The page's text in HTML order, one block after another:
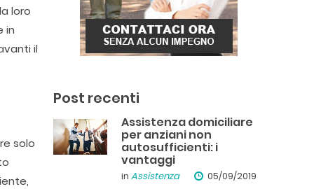
loro
in
il
solo
Post recenti
Assistenza domiciliare
per anziani non
autosufficienti: i
vantaggi
in Assistenza 05/09/2019